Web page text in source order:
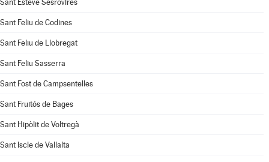
Sant Esteve Sesrovires
Sant Feliu de Codines
Sant Feliu de Llobregat
Sant Feliu Sasserra
Sant Fost de Campsentelles
Sant Fruitós de Bages
Sant Hipòlit de Voltregà
Sant Iscle de Vallalta